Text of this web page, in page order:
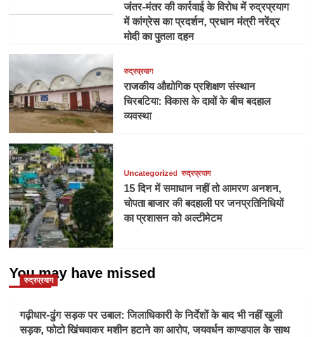
जंतर-मंतर की कार्रवाई के विरोध में रुद्रप्रयाग
में कांग्रेस का प्रदर्शन, प्रधान मंत्री नरेंद्र
मोदी का पुतला दहन
रुद्रप्रयाग
राजकीय औद्योगिक प्रशिक्षण संस्थान
चिरबटिया: विकास के दावों के बीच बदहाल
व्यवस्था
Uncategorized रुद्रप्रयाग
15 दिन में समाधान नहीं तो आमरण अनशन,
चोपता बाजार की बदहाली पर जनप्रतिनिधियों
का प्रशासन को अल्टीमेटम
You may have missed
रुद्रप्रयाग
गढ़ीधार-ढुंग सड़क पर उबाल: जिलाधिकारी के निर्देशों के बाद भी नहीं खुली
सड़क, फोटो खिंचवाकर मशीन हटाने का आरोप, जयवर्धन काण्डपाल के साथ